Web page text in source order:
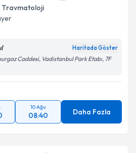
ve kişisel verilerimin belirtilen
kabul ediyorum.
Talebini Gönder
Haritada Göster
Caddesi, Vadistanbul Park Etabı, 7F
10 Ağu
08:40 Daha Fazla